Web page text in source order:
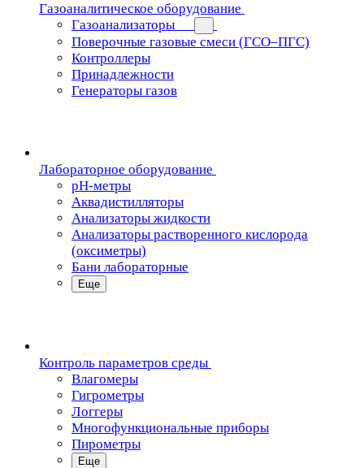
Газоаналитическое оборудование
Газоанализаторы
Поверочные газовые смеси (ГСО–ПГС)
Контроллеры
Принадлежности
Генераторы газов
Лабораторное оборудование
pH-метры
Аквадистилляторы
Анализаторы жидкости
Анализаторы растворенного кислорода
(оксиметры)
Бани лабораторные
Еще
Контроль параметров среды
Влагомеры
Гигрометры
Логгеры
Многофункциональные приборы
Пирометры
Еще